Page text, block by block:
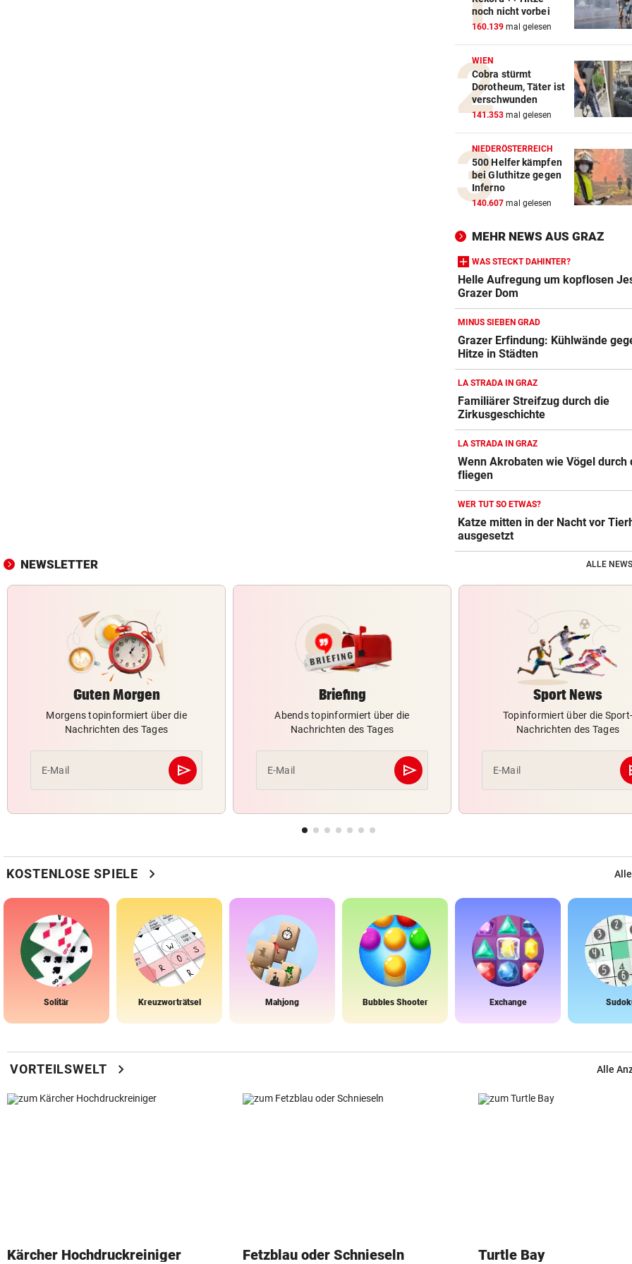
Bullen-Ass: „Dann würde ich
gegen den WAC jubeln!“
„EXTREM ANSTRENGEND“
Arzt auf Auslandsmission:
„Südsudan ist vergessen“
MÜHSAME ENERGIEWENDE
brauchen Geduld
„KRONE“-KOMMENTAR vor
Das Märchen der deutschen
noch nicht vorbei
160.139 mal gelesen
WIEN
Cobra stürmt
Dorotheum, Täter ist
verschwunden
141.353 mal gelesen
NIEDERÖSTERREICH
500 Helfer kämpfen
bei Gluthitze gegen
Inferno
140.607 mal gelesen
MEHR NEWS AUS GRAZ
WAS STECKT DAHINTER?
Helle Aufregung um kopflosen
Grazer Dom
MINUS SIEBEN GRAD
Grazer Erfindung: Kühlwände
Hitze in Städten
LA STRADA IN GRAZ
Familiärer Streifzug durch die
Zirkusgeschichte
LA STRADA IN GRAZ
Wenn Akrobaten wie Vögel durch
fliegen
WER TUT SO ETWAS?
Katze mitten in der Nacht vor
ausgesetzt
NEWSLETTER ALLE
Guten Morgen
Morgens topinformiert über die
Nachrichten des Tages
E-Mail send
Abschicken
Briefing
Abends topinformiert über die
Nachrichten des Tages
E-Mail send
Abschicken
Sport News
Topinformiert über die Sport-
Nachrichten des Tages
E-Mail
KOSTENLOSE SPIELE chevron_right
Solitär Kreuzworträtsel Mahjong Bubbles Shooter Exchange
VORTEILSWELT chevron_right Alle
Kärcher Hochdruckreiniger Fetzblau oder Schnieseln Turtle Bay